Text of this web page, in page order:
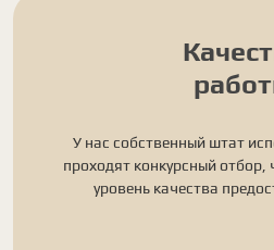
У нас собственный штат
проходят конкурсный отбор,
уровень качества